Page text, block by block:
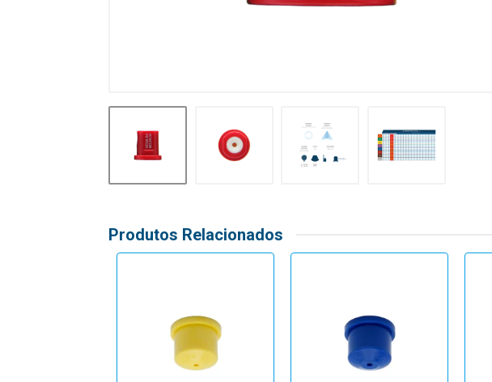
Produtos Relacionados